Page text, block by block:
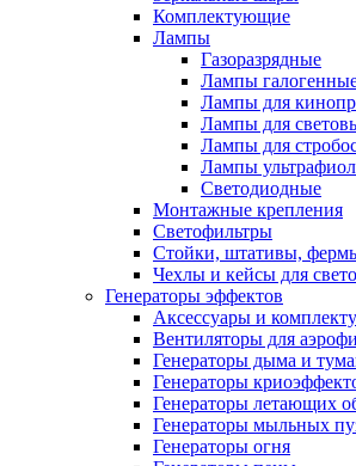
Комплектующие
Лампы
Газоразрядные
Лампы
Лампы для
Лампы для
Лампы для
Лампы
Светодиодные
Монтажные крепления
Светофильтры
Стойки, штативы,
Чехлы и кейсы для
Генераторы эффектов
Аксессуары и
Вентиляторы для
Генераторы дыма и
Генераторы
Генераторы летающих
Генераторы мыльных
Генераторы огня